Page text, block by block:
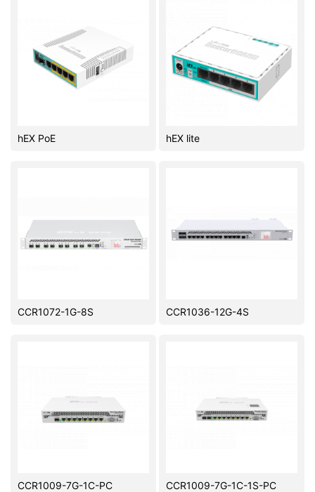
hEX PoE hEX lite
CCR1072-1G-8S CCR1036-12G-4S
CCR1009-7G-1C-PC CCR1009-7G-1C-1S-PC